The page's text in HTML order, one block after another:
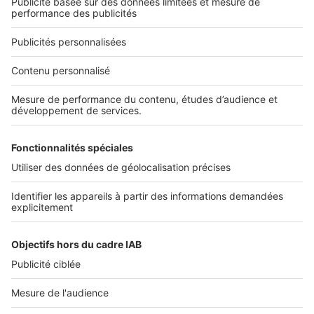
Nous contacter
Nous recrutons
NOS APPLICATIONS
Découvrez nos applications
Tous nos services pro
Accès client
Mes annonces sur SeLoger
À DÉCOUVRIR
Tout l'immobilier
Toutes les villes
Tous les départements
Toutes les régions